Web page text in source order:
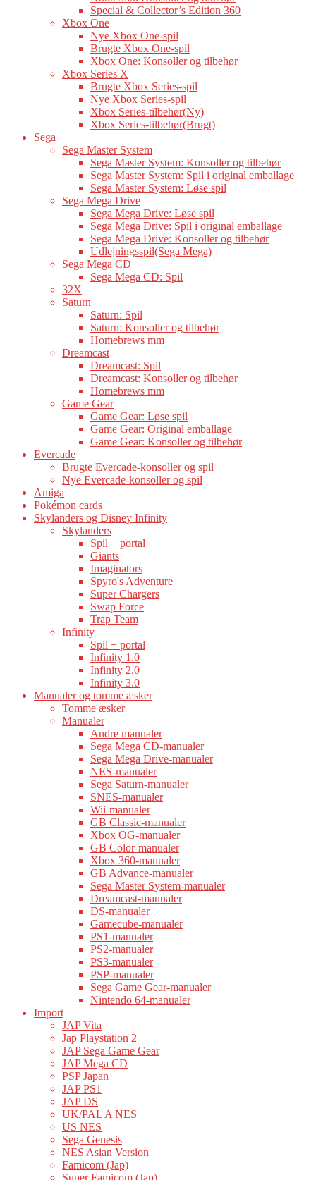
Special & Collector’s Edition 360
Xbox One
Nye Xbox One-spil
Brugte Xbox One-spil
Xbox One: Konsoller og tilbehør
Xbox Series X
Brugte Xbox Series-spil
Nye Xbox Series-spil
Xbox Series-tilbehør(Ny)
Xbox Series-tilbehør(Brugt)
Sega
Sega Master System
Sega Master System: Konsoller og tilbehør
Sega Master System: Spil i original emballage
Sega Master System: Løse spil
Sega Mega Drive
Sega Mega Drive: Løse spil
Sega Mega Drive: Spil i original emballage
Sega Mega Drive: Konsoller og tilbehør
Udlejningsspil(Sega Mega)
Sega Mega CD
Sega Mega CD: Spil
32X
Saturn
Saturn: Spil
Saturn: Konsoller og tilbehør
Homebrews mm
Dreamcast
Dreamcast: Spil
Dreamcast: Konsoller og tilbehør
Homebrews mm
Game Gear
Game Gear: Løse spil
Game Gear: Original emballage
Game Gear: Konsoller og tilbehør
Evercade
Brugte Evercade-konsoller og spil
Nye Evercade-konsoller og spil
Amiga
Pokémon cards
Skylanders og Disney Infinity
Skylanders
Spil + portal
Giants
Imaginators
Spyro's Adventure
Super Chargers
Swap Force
Trap Team
Infinity
Spil + portal
Infinity 1.0
Infinity 2.0
Infinity 3.0
Manualer og tomme æsker
Tomme æsker
Manualer
Andre manualer
Sega Mega CD-manualer
Sega Mega Drive-manualer
NES-manualer
Sega Saturn-manualer
SNES-manualer
Wii-manualer
GB Classic-manualer
Xbox OG-manualer
GB Color-manualer
Xbox 360-manualer
GB Advance-manualer
Sega Master System-manualer
Dreamcast-manualer
DS-manualer
Gamecube-manualer
PS1-manualer
PS2-manualer
PS3-manualer
PSP-manualer
Sega Game Gear-manualer
Nintendo 64-manualer
Import
JAP Vita
Jap Playstation 2
JAP Sega Game Gear
JAP Mega CD
PSP Japan
JAP PS1
JAP DS
UK/PAL A NES
US NES
Sega Genesis
NES Asian Version
Famicom (Jap)